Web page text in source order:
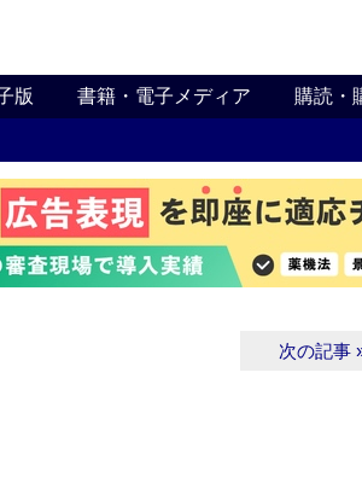
版 書籍・電子メディア 購読・
次の記事